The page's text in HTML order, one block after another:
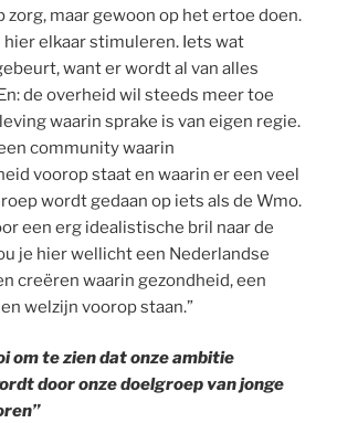
zorg, maar gewoon op het ertoe doen.
elkaar stimuleren. Iets wat
want er wordt al van alles
de overheid wil steeds meer toe
waarin sprake is van eigen regie.
community waarin
voorop staat en waarin er een veel
wordt gedaan op iets als de Wmo.
een erg idealistische bril naar de
je hier wellicht een Nederlandse
creëren waarin gezondheid, een
welzijn voorop staan.”
om te zien dat onze ambitie
door onze doelgroep van jonge